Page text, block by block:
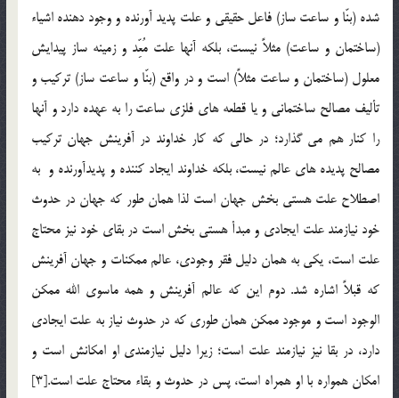
شده (بنّا و ساعت ساز) فاعل حقيقي و علت پديد آورنده و وجود دهنده اشياء
(ساختمان و ساعت) مثلاً نيست، بلكه آنها علت مُعِّد و زمينه ساز پيدايش
معلول (ساختمان و ساعت مثلاً) است و در واقع (بنّا و ساعت ساز) تركيب و
تأليف مصالح ساختماني و يا قطعه هاي فلزي ساعت را به عهده دارد و آنها
را كنار هم مي گذارد؛ در حالي كه كار خداوند در آفرينش جهان تركيب
مصالح پديده هاي عالم نيست، بلكه خداوند ايجاد كننده و پديدآورنده و به
اصطلاح علت هستي بخش جهان است لذا همان طور كه جهان در حدوث
خود نيازمند علت ايجادي و مبدأ هستي بخش است در بقاي خود نيز محتاج
علت است، يكي به همان دليل فقر وجودي، عالم ممكنات و جهان آفرينش
كه قبلاً اشاره شد. دوم اين كه عالم آفرينش و همه ماسوي الله ممكن
الوجود است و موجود ممكن همان طوري كه در حدوث نياز به علت ايجادي
دارد، در بقا نيز نيازمند علت است؛ زيرا دليل نيازمندي او امكانش است و
امكان همواره با او همراه است، پس در حدوث و بقاء محتاج علت است.[3]